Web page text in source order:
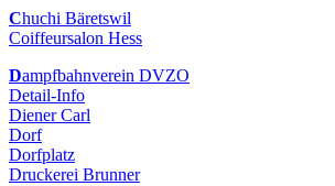
Chuchi Bäretswil
Coiffeursalon Hess
Dampfbahnverein DVZO
Detail-Info
Diener Carl
Dorf
Dorfplatz
Druckerei Brunner